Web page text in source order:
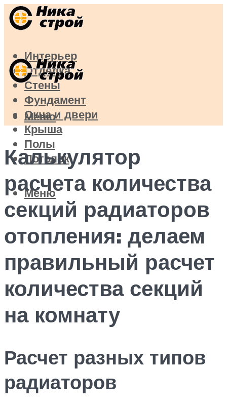
Интерьер
Отделка
Стены
Фундамент
Окна и двери
Крыша
Полы
Потолок
Меню
Меню
Калькулятор
расчета количества
секций радиаторов
отопления: делаем
правильный расчет
количества секций
на комнату
Расчет разных типов
радиаторов